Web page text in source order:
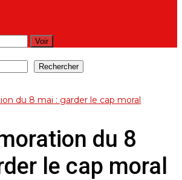
Rechercher
du 8 mai : garder le cap moral
du 8
le cap moral